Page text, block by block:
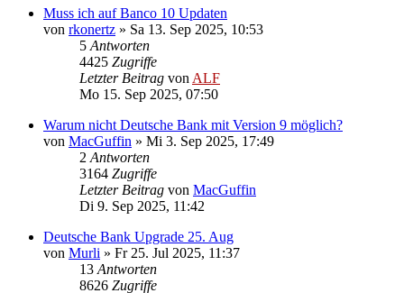
Muss ich auf Banco 10 Updaten
von rkonertz » Sa 13. Sep 2025, 10:53
5 Antworten
4425 Zugriffe
Letzter Beitrag von ALF
Mo 15. Sep 2025, 07:50
Warum nicht Deutsche Bank mit Version 9 möglich?
von MacGuffin » Mi 3. Sep 2025, 17:49
2 Antworten
3164 Zugriffe
Letzter Beitrag von MacGuffin
Di 9. Sep 2025, 11:42
Deutsche Bank Upgrade 25. Aug
von Murli » Fr 25. Jul 2025, 11:37
13 Antworten
8626 Zugriffe